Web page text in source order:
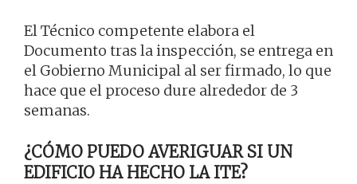
El Técnico competente elabora el
Documento tras la inspección, se entrega en
el Gobierno Municipal al ser firmado, lo que
hace que el proceso dure alrededor de 3
semanas.
¿CÓMO PUEDO AVERIGUAR SI UN
EDIFICIO HA HECHO LA ITE?